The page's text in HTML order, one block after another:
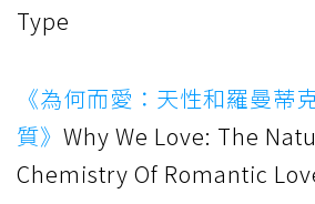
Type
《為何而愛：天性和羅曼蒂
質》 Why We Love: The
Chemistry Of Romantic